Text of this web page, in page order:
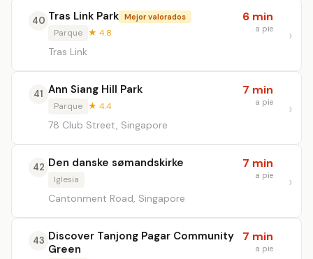
40 Tras Link Park Mejor valorados
Parque ★ 4.8
Tras Link
6 min
a pie
41 Ann Siang Hill Park
Parque ★ 4.4
78 Club Street, Singapore
7 min
a pie
42 Den danske sømandskirke
Iglesia
Cantonment Road, Singapore
7 min
a pie
43 Discover Tanjong Pagar Community
Green
7 min
a pie